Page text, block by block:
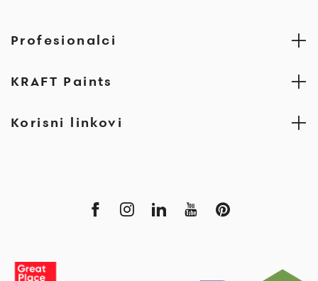
Profesionalci
KRAFT Paints
Korisni linkovi